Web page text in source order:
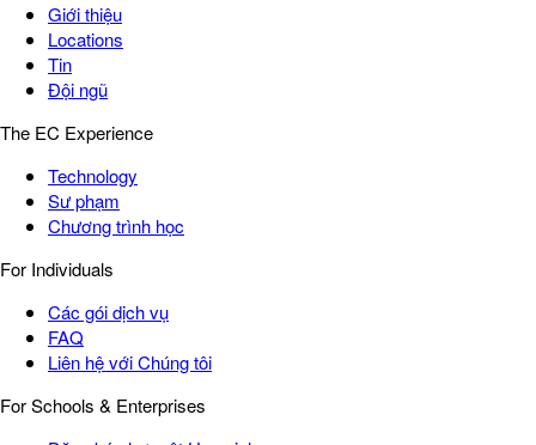
Giới thiệu
Locations
Tin
Đội ngũ
The EC Experience
Technology
Sư phạm
Chương trình học
For Individuals
Các gói dịch vụ
FAQ
Liên hệ với Chúng tôi
For Schools & Enterprises